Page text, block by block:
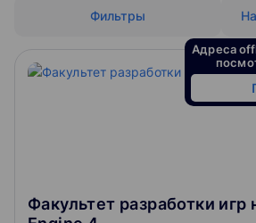
Адреса
Фильтры
Факультет разработки игр